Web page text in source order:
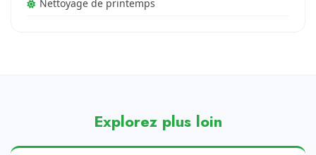
Nettoyage de printemps
Explorez plus loin